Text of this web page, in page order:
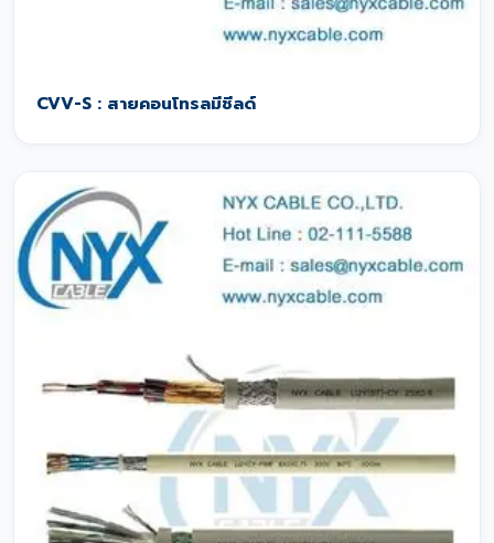
CVV-S : สายคอนโทรลมีชีลด์